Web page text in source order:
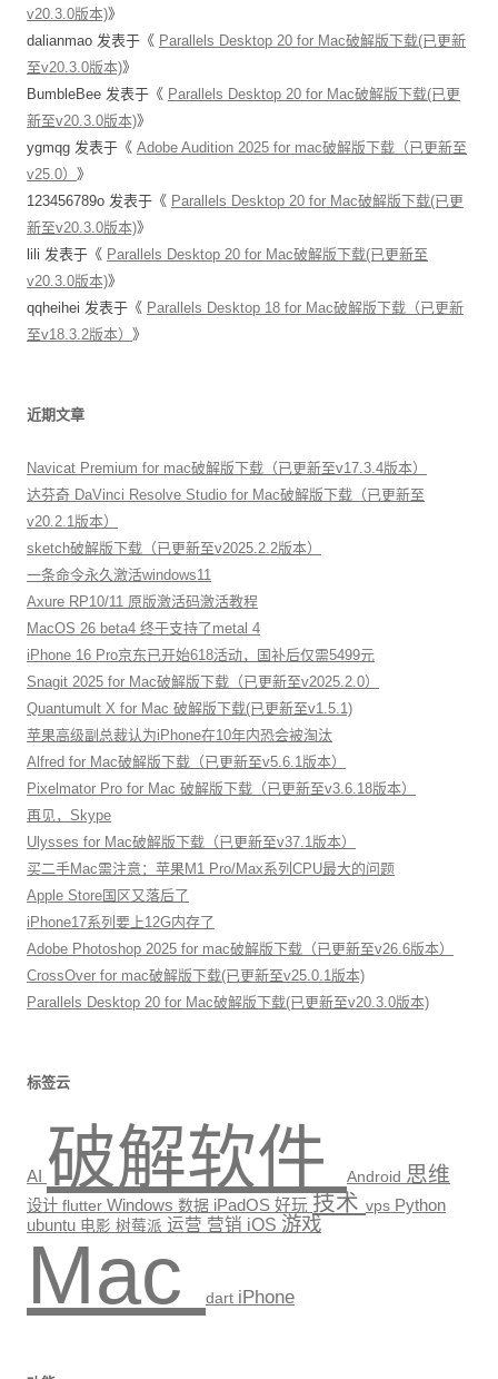
v20.3.0版本)》
dalianmao 发表于《 Parallels Desktop 20 for Mac破解版下载(已更新
至v20.3.0版本)》
BumbleBee 发表于《 Parallels Desktop 20 for Mac破解版下载(已更
新至v20.3.0版本)》
ygmqg 发表于《 Adobe Audition 2025 for mac破解版下载（已更新至
v25.0） 》
123456789o 发表于《 Parallels Desktop 20 for Mac破解版下载(已更
新至v20.3.0版本)》
lili 发表于《 Parallels Desktop 20 for Mac破解版下载(已更新至
v20.3.0版本)》
qqheihei 发表于《 Parallels Desktop 18 for Mac破解版下载（已更新
至v18.3.2版本） 》
近期文章
Navicat Premium for mac破解版下载（已更新至v17.3.4版本）
达芬奇 DaVinci Resolve Studio for Mac破解版下载（已更新至
v20.2.1版本）
sketch破解版下载（已更新至v2025.2.2版本）
一条命令永久激活windows11
Axure RP10/11 原版激活码激活教程
MacOS 26 beta4 终于支持了metal 4
iPhone 16 Pro京东已开始618活动，国补后仅需5499元
Snagit 2025 for Mac破解版下载（已更新至v2025.2.0）
Quantumult X for Mac 破解版下载(已更新至v1.5.1)
苹果高级副总裁认为iPhone在10年内恐会被淘汰
Alfred for Mac破解版下载（已更新至v5.6.1版本）
Pixelmator Pro for Mac 破解版下载（已更新至v3.6.18版本）
再见，Skype
Ulysses for Mac破解版下载（已更新至v37.1版本）
买二手Mac需注意：苹果M1 Pro/Max系列CPU最大的问题
Apple Store国区又落后了
iPhone17系列要上12G内存了
Adobe Photoshop 2025 for mac破解版下载（已更新至v26.6版本）
CrossOver for mac破解版下载(已更新至v25.0.1版本)
Parallels Desktop 20 for Mac破解版下载(已更新至v20.3.0版本)
标签云
AI 破解软件 Android 思维
设计 flutter Windows 数据 iPadOS 好玩 技术 vps Python
ubuntu 电影 树莓派 运营 营销 iOS 游戏
Mac dart iPhone